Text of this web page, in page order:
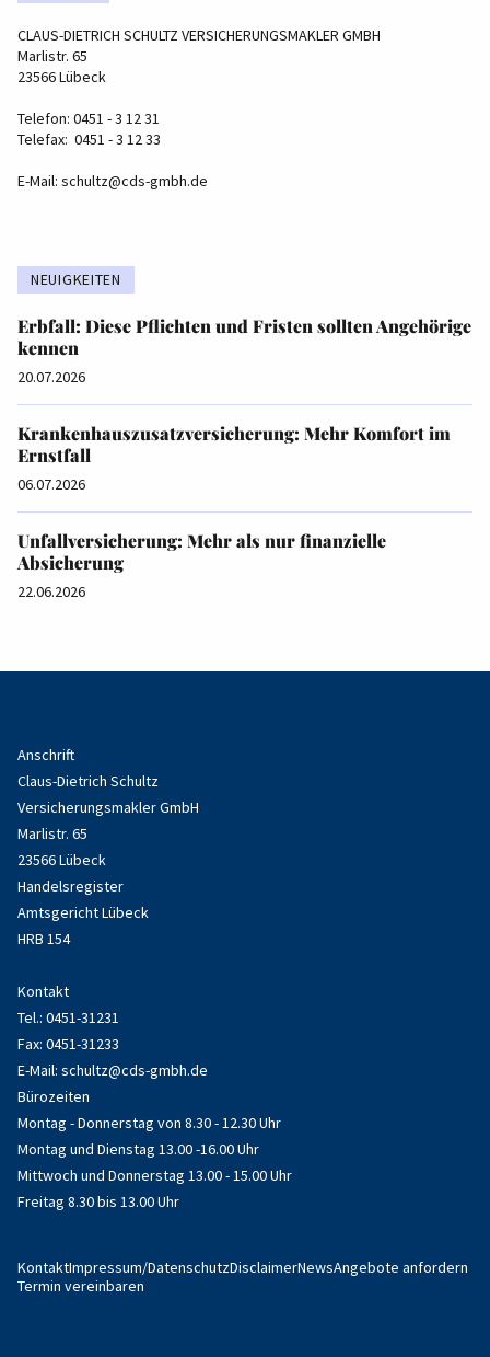
CLAUS-DIETRICH SCHULTZ VERSICHERUNGSMAKLER GMBH
Marlistr. 65
23566 Lübeck
Telefon: 0451 - 3 12 31
Telefax: 0451 - 3 12 33
E-Mail: schultz@cds-gmbh.de
NEUIGKEITEN
Erbfall: Diese Pflichten und Fristen sollten Angehörige
kennen
20.07.2026
Krankenhauszusatzversicherung: Mehr Komfort im
Ernstfall
06.07.2026
Unfallversicherung: Mehr als nur finanzielle
Absicherung
22.06.2026
Anschrift
Claus-Dietrich Schultz
Versicherungsmakler GmbH
Marlistr. 65
23566 Lübeck
Handelsregister
Amtsgericht Lübeck
HRB 154
Kontakt
Tel.: 0451-31231
Fax: 0451-31233
E-Mail: schultz@cds-gmbh.de
Bürozeiten
Montag - Donnerstag von 8.30 - 12.30 Uhr
Montag und Dienstag 13.00 -16.00 Uhr
Mittwoch und Donnerstag 13.00 - 15.00 Uhr
Freitag 8.30 bis 13.00 Uhr
KontaktImpressum/DatenschutzDisclaimerNewsAngebote anfordern
Termin vereinbaren